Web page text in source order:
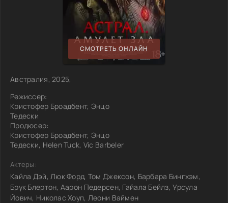
СМОТРЕТЬ ОНЛАЙН
Австралия, 2025,
Режиссер:
Кристофер Броадбент, Энцо
Тедески
Продюсер:
Кристофер Броадбент, Энцо
Тедески, Helen Tuck, Vic Barbeler
Актеры:
Кайла Дэй, Люк Форд, Том Джексон, Барбара Бингхэм,
Брук Блертон, Аарон Педерсен, Гайала Бейлз, Урсула
Йович, Николас Хоуп, Леони Ваймен